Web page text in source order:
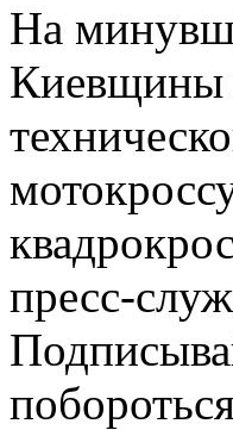
Нa
Киевщины
пресс-